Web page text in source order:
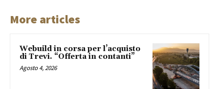
More articles
Webuild in corsa per l’acquisto
di Trevi. “Offerta in contanti”
Agosto 4, 2026